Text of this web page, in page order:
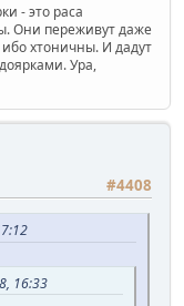
- это раса
Они переживут даже
хтоничны. И дадут
Ура,
#4408
16:33